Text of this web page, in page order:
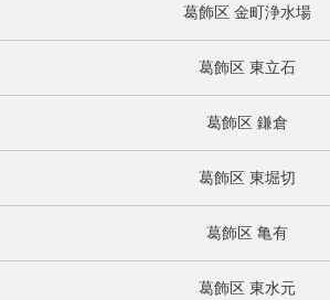
葛飾区 金町浄水場
葛飾区 東立石
葛飾区 鎌倉
葛飾区 東堀切
葛飾区 亀有
葛飾区 東水元